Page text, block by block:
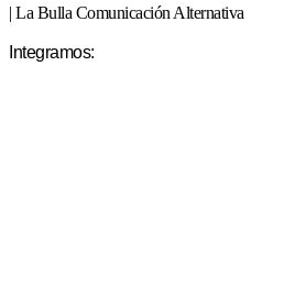
| La Bulla Comunicación Alternativa
Integramos: